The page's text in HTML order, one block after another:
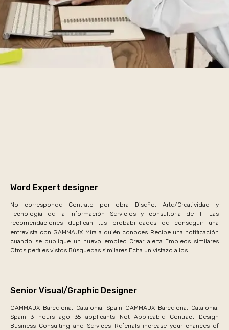
Word Expert designer
No corresponde Contrato por obra Diseño, Arte/Creatividad y
Tecnología de la información Servicios y consultoría de TI Las
recomendaciones duplican tus probabilidades de conseguir una
entrevista con GAMMAUX Mira a quién conoces Recibe una notificación
cuando se publique un nuevo empleo Crear alerta Empleos similares
Otros perfiles vistos Búsquedas similares Echa un vistazo a los
Senior Visual/Graphic Designer
GAMMAUX Barcelona, Catalonia, Spain GAMMAUX Barcelona, Catalonia,
Spain 3 hours ago 35 applicants Not Applicable Contract Design
Business Consulting and Services Referrals increase your chances of